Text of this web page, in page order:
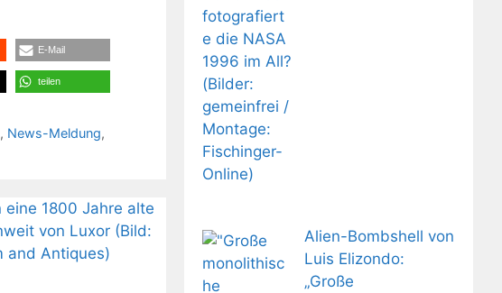
E-Mail
teilen
, News-Meldung,
Alien-Bombshell von
Luis Elizondo:
„Große